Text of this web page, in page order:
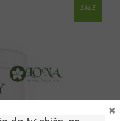
SALE
×